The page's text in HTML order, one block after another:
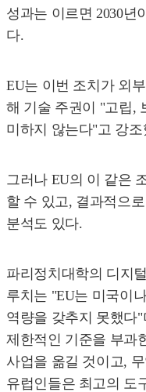
성과는 이르면 2030년
다.
EU는 이번 조치가 외
해 기술 주권이 "고립,
미하지 않는다"고 강조
그러나 EU의 이 같은
할 수 있고, 결과적으
분석도 있다.
파리정치대학의 디지
루치는 "EU는 미국이
역량을 갖추지 못했다
제한적인 기준을 부과
사업을 옮길 것이고,
유럽인들은 최고의 도